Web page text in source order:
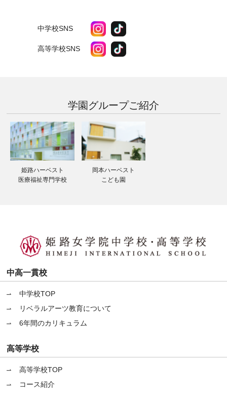
中学校SNS
高等学校SNS
学園グループご紹介
姫路ハーベスト
医療福祉専門学校
岡本ハーベスト
こども園
中高一貫校
中学校TOP
リベラルアーツ教育について
6年間のカリキュラム
高等学校
高等学校TOP
コース紹介